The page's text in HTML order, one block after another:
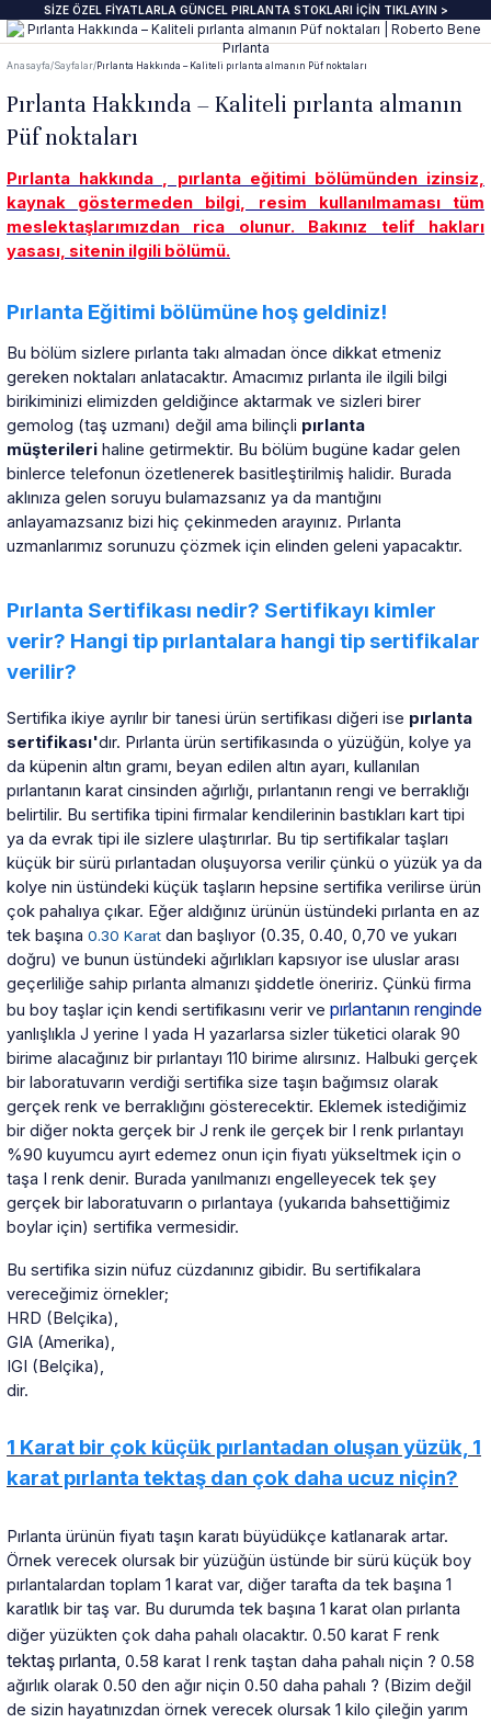
SİZE ÖZEL FİYATLARLA GÜNCEL PIRLANTA STOKLARI İÇİN TIKLAYIN >
Anasayfa Sayfalar Pırlanta Hakkında – Kaliteli pırlanta almanın Püf noktaları
Pırlanta Hakkında – Kaliteli pırlanta almanın
Püf noktaları
Pırlanta hakkında , pırlanta eğitimi bölümünden izinsiz,
kaynak göstermeden bilgi, resim kullanılmaması tüm
meslektaşlarımızdan rica olunur. Bakınız telif hakları
yasası, sitenin ilgili bölümü.
Pırlanta Eğitimi bölümüne hoş geldiniz!
Bu bölüm sizlere pırlanta takı almadan önce dikkat etmeniz
gereken noktaları anlatacaktır. Amacımız pırlanta ile ilgili bilgi
birikiminizi elimizden geldiğince aktarmak ve sizleri birer
gemolog (taş uzmanı) değil ama bilinçli pırlanta
müşterileri haline getirmektir. Bu bölüm bugüne kadar gelen
binlerce telefonun özetlenerek basitleştirilmiş halidir. Burada
aklınıza gelen soruyu bulamazsanız ya da mantığını
anlayamazsanız bizi hiç çekinmeden arayınız. Pırlanta
uzmanlarımız sorunuzu çözmek için elinden geleni yapacaktır.
Pırlanta Sertifikası nedir? Sertifikayı kimler
verir? Hangi tip pırlantalara hangi tip sertifikalar
verilir?
Sertifika ikiye ayrılır bir tanesi ürün sertifikası diğeri ise pırlanta
sertifikası'dır. Pırlanta ürün sertifikasında o yüzüğün, kolye ya
da küpenin altın gramı, beyan edilen altın ayarı, kullanılan
pırlantanın karat cinsinden ağırlığı, pırlantanın rengi ve berraklığı
belirtilir. Bu sertifika tipini firmalar kendilerinin bastıkları kart tipi
ya da evrak tipi ile sizlere ulaştırırlar. Bu tip sertifikalar taşları
küçük bir sürü pırlantadan oluşuyorsa verilir çünkü o yüzük ya da
kolye nin üstündeki küçük taşların hepsine sertifika verilirse ürün
çok pahalıya çıkar. Eğer aldığınız ürünün üstündeki pırlanta en az
tek başına 0.30 Karat dan başlıyor (0.35, 0.40, 0,70 ve yukarı
doğru) ve bunun üstündeki ağırlıkları kapsıyor ise uluslar arası
geçerliliğe sahip pırlanta almanızı şiddetle öneririz. Çünkü firma
bu boy taşlar için kendi sertifikasını verir ve pırlantanın renginde
yanlışlıkla J yerine I yada H yazarlarsa sizler tüketici olarak 90
birime alacağınız bir pırlantayı 110 birime alırsınız. Halbuki gerçek
bir laboratuvarın verdiği sertifika size taşın bağımsız olarak
gerçek renk ve berraklığını gösterecektir. Eklemek istediğimiz
bir diğer nokta gerçek bir J renk ile gerçek bir I renk pırlantayı
%90 kuyumcu ayırt edemez onun için fiyatı yükseltmek için o
taşa I renk denir. Burada yanılmanızı engelleyecek tek şey
gerçek bir laboratuvarın o pırlantaya (yukarıda bahsettiğimiz
boylar için) sertifika vermesidir.
Bu sertifika sizin nüfuz cüzdanınız gibidir. Bu sertifikalara
vereceğimiz örnekler;
HRD (Belçika),
GIA (Amerika),
IGI (Belçika),
dir.
1 Karat bir çok küçük pırlantadan oluşan yüzük, 1
karat pırlanta tektaş dan çok daha ucuz niçin?
Pırlanta ürünün fiyatı taşın karatı büyüdükçe katlanarak artar.
Örnek verecek olursak bir yüzüğün üstünde bir sürü küçük boy
pırlantalardan toplam 1 karat var, diğer tarafta da tek başına 1
karatlık bir taş var. Bu durumda tek başına 1 karat olan pırlanta
diğer yüzükten çok daha pahalı olacaktır. 0.50 karat F renk
tektaş pırlanta, 0.58 karat I renk taştan daha pahalı niçin ? 0.58
ağırlık olarak 0.50 den ağır niçin 0.50 daha pahalı ? (Bizim değil
de sizin hayatınızdan örnek verecek olursak 1 kilo çileğin yarım
Geri Dön
Yüzükler GIA & HRD
Pırlanta Tektaş Yüzük
Tektaş
Geri Dön
Yüzük
Pırlanta Tria Yüzük
Yüzük
Taşlı Yüzük
Yüzük
Yüzük
Yüzük
Yüzük
Geri Dön
Kolye
Kolye
Taşlı Kolye
Pırlanta Setler
Gerdanlık
Kolye
Kolye
Geri Dön
Küpe
Küpe
Küpe
Taşlı Küpe
İnci küpe
Küpe
Küpe
Geri Dön
Bileklik
Bileklik
Taşlı Bileklik
Set Bileklikler
Bileklik
Bileklik
Geri Dön
Geri Dön
Geri Dön